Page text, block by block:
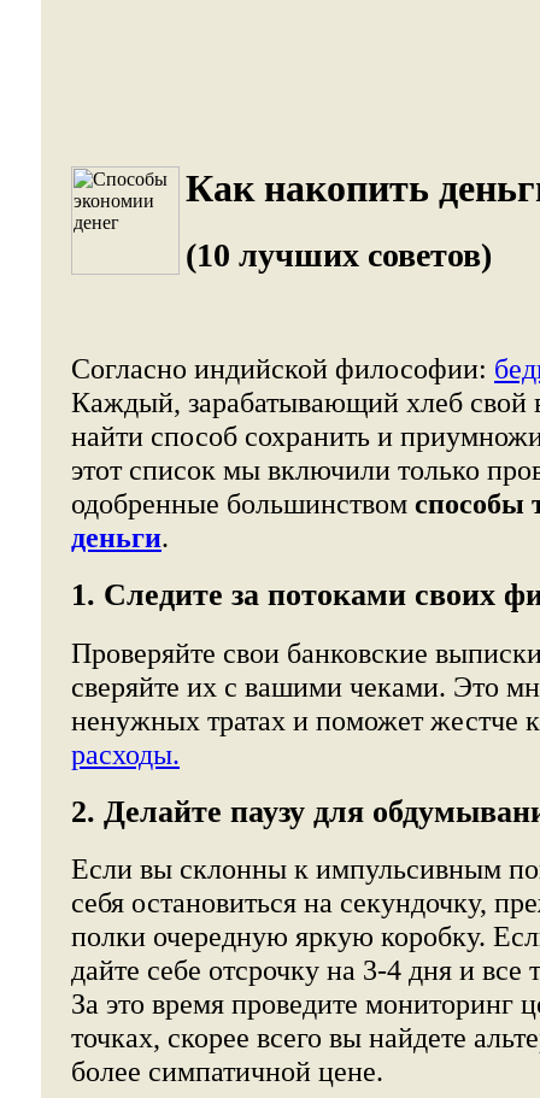
Как накопить
(10 лучших советов)
Согласно индийской философии:
Каждый, зарабатывающий хлеб свой
найти способ сохранить и
этот список мы включили только
одобренные большинством способы
деньги.
1. Следите за потоками своих
Проверяйте свои банковские
сверяйте их с вашими чеками. Это
ненужных тратах и поможет жестче
расходы.
2. Делайте паузу для
Если вы склонны к импульсивным
себя остановиться на секундочку,
полки очередную яркую коробку.
дайте себе отсрочку на 3-4 дня и все
За это время проведите мониторинг
точках, скорее всего вы найдете
более симпатичной цене.